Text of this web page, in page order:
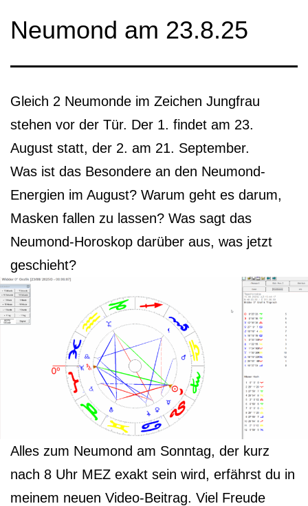
Neumond am 23.8.25
Gleich 2 Neumonde im Zeichen Jungfrau
stehen vor der Tür. Der 1. findet am 23.
August statt, der 2. am 21. September.
Was ist das Besondere an den Neumond-
Energien im August? Warum geht es darum,
Masken fallen zu lassen? Was sagt das
Neumond-Horoskop darüber aus, was jetzt
geschieht?
Alles zum Neumond am Sonntag, der kurz
nach 8 Uhr MEZ exakt sein wird, erfährst du in
meinem neuen Video-Beitrag. Viel Freude